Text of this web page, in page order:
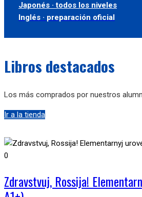
Japonés · todos los niveles
Inglés · preparación oficial
Libros destacados
Los más comprados por nuestros
Ir a la tienda
0
Zdravstvuj, Rossija!